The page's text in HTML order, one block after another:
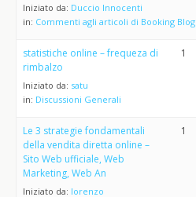
Iniziato da: Duccio Innocenti
in: Commenti agli articoli di Booking Blog
statistiche online – frequeza di
rimbalzo
Iniziato da: satu
in: Discussioni Generali
1
Le 3 strategie fondamentali
della vendita diretta online –
Sito Web ufficiale, Web
Marketing, Web An
Iniziato da: lorenzo
1